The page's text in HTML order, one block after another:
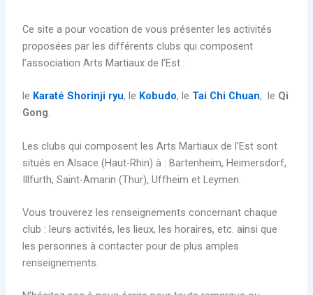
Ce site a pour vocation de vous présenter les activités
proposées par les différents clubs qui composent
l’association Arts Martiaux de l’Est :
le Karaté Shorinji ryu, le Kobudo, le Tai Chi Chuan, le Qi
Gong.
Les clubs qui composent les Arts Martiaux de l’Est sont
situés en Alsace (Haut-Rhin) à : Bartenheim, Heimersdorf,
Illfurth, Saint-Amarin (Thur), Uffheim et Leymen.
Vous trouverez les renseignements concernant chaque
club : leurs activités, les lieux, les horaires, etc. ainsi que
les personnes à contacter pour de plus amples
renseignements.